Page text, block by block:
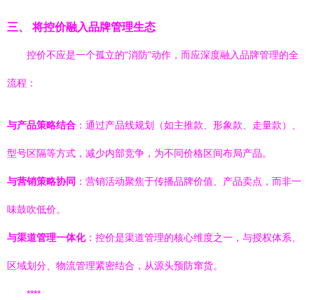
三、 将控价融入品牌管理生态
控价不应是一个孤立的“消防”动作，而应深度融入品牌管理的全
流程：
与产品策略结合 ：通过产品线规划（如主推款、形象款、走量款）、
型号区隔等方式，减少内部竞争，为不同价格区间布局产品。
与营销策略协同 ：营销活动聚焦于传播品牌价值、产品卖点，而非一
味鼓吹低价。
与渠道管理一体化：控价是渠道管理的核心维度之一，与授权体系、
区域划分、物流管理紧密结合，从源头预防窜货。
****